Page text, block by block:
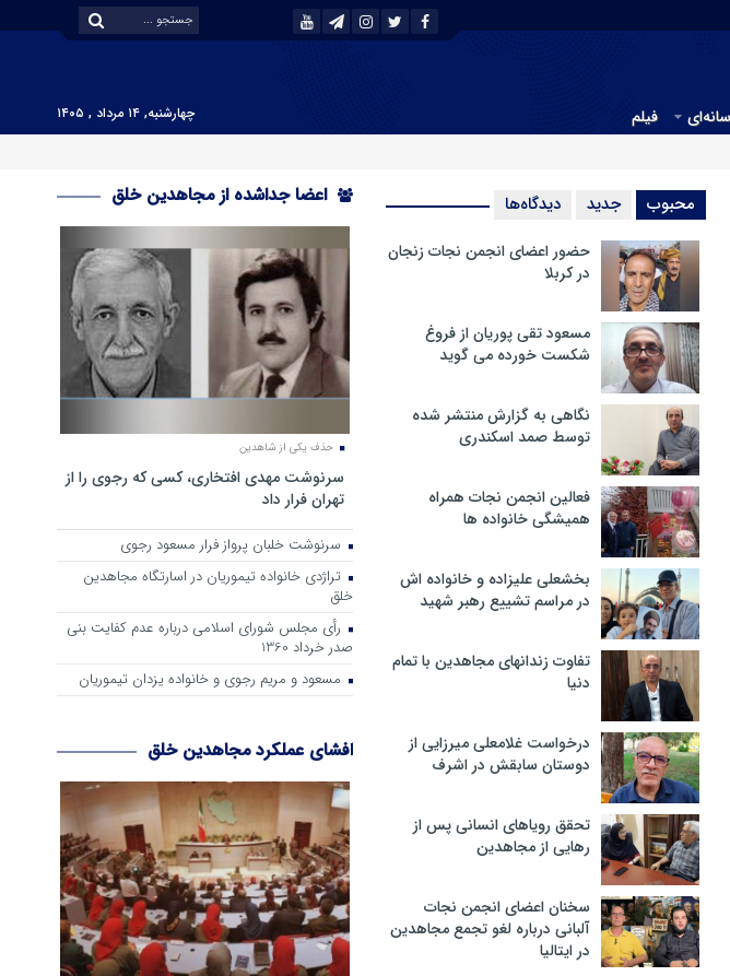
فیلم
چهارشنبه, ۱۴ مرداد , ۱۴۰۵
محبوب جدید دیدگاه‌ها
حضور اعضای انجمن نجات زنجان
در کربلا
مسعود تقی پوریان از فروغ
شکست خورده می گوید
نگاهی به گزارش منتشر شده
توسط صمد اسکندری
فعالین انجمن نجات همراه
همیشگی خانواده ها
بخشعلی علیزاده و خانواده اش
در مراسم تشییع رهبر شهید
تفاوت زندانهای مجاهدین با تمام
دنیا
درخواست غلامعلی میرزایی از
دوستان سابقش در اشرف
تحقق رویاهای انسانی پس از
رهایی از مجاهدین
سخنان اعضای انجمن نجات
آلبانی درباره لغو تجمع مجاهدین
در ایتالیا
اعضا جداشده از مجاهدین خلق
حذف یکی از شاهدین
سرنوشت مهدی افتخاری، کسی که رجوی را از
تهران فرار داد
سرنوشت خلبان پرواز فرار مسعود رجوی
تراژدی خانواده تیموریان در اسارتگاه مجاهدین
خلق
رأی مجلس شورای اسلامی درباره عدم كفایت بنی
صدر خرداد 1360
مسعود و مریم رجوی و خانواده یزدان تیموریان
افشای عملکرد مجاهدین خلق